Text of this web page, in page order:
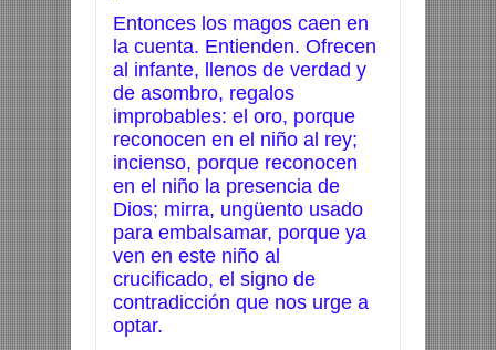
Entonces los magos caen en
la cuenta. Entienden. Ofrecen
al infante, llenos de verdad y
de asombro, regalos
improbables: el oro, porque
reconocen en el niño al rey;
incienso, porque reconocen
en el niño la presencia de
Dios; mirra, ungüento usado
para embalsamar, porque ya
ven en este niño al
crucificado, el signo de
contradicción que nos urge a
optar.